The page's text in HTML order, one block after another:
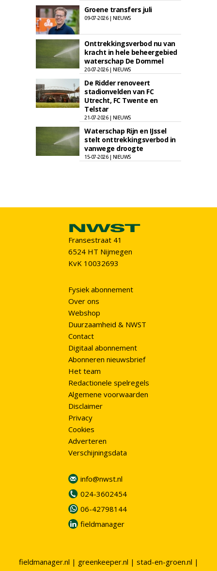
Groene transfers juli
09-07-2026 | NIEUWS
Onttrekkingsverbod nu van
kracht in hele beheergebied
waterschap De Dommel
20-07-2026 | NIEUWS
De Ridder renoveert
stadionvelden van FC
Utrecht, FC Twente en
Telstar
21-07-2026 | NIEUWS
Waterschap Rijn en IJssel
stelt onttrekkingsverbod in
vanwege droogte
15-07-2026 | NIEUWS
Fransestraat 41
6524 HT Nijmegen
KvK 10032693
Fysiek abonnement
Over ons
Webshop
Duurzaamheid & NWST
Contact
Digitaal abonnement
Abonneren nieuwsbrief
Het team
Redactionele spelregels
Algemene voorwaarden
Disclaimer
Privacy
Cookies
Adverteren
Verschijningsdata
info@nwst.nl
024-3602454
06-42798144
fieldmanager
fieldmanager.nl | greenkeeper.nl | stad-en-groen.nl |